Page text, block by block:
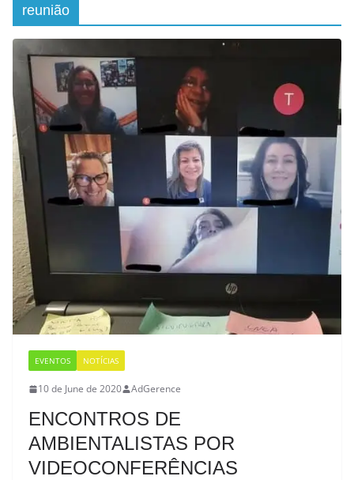
reunião
EVENTOS NOTÍCIAS
10 de June de 2020 AdGerence
ENCONTROS DE
AMBIENTALISTAS POR
VIDEOCONFERÊNCIAS